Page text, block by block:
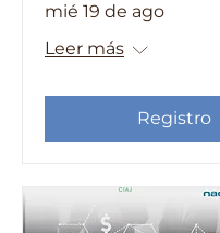
mié 19 de ago
Leer más
Registro